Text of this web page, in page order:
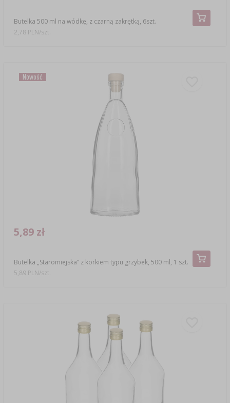
Butelka 500 ml na wódkę, z czarną zakrętką, 6szt.
2,78 PLN/szt.
Nowość
Butelka „Staromiejska” z korkiem typu grzybek, 500 ml, 1 szt.
5,89 zł
5,89 PLN/szt.